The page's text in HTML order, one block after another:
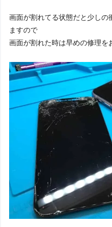
画面が割れてる状態だと少しの
ますので
画面が割れた時は早めの修理を